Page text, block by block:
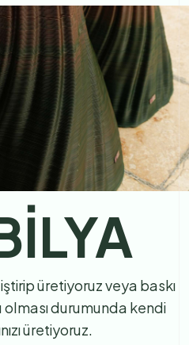
üretiyoruz veya baskı
durumunda kendi
üretiyoruz.